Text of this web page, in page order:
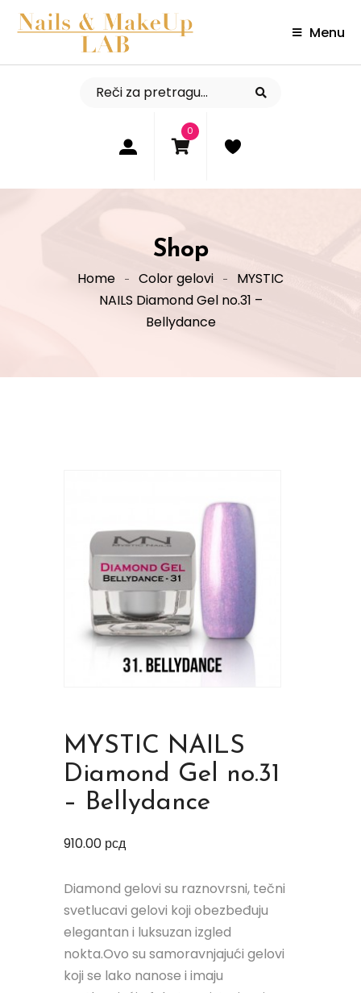
Menu
0
Shop
Home Color gelovi
MYSTIC
NAILS Diamond Gel no.31 –
Bellydance
MYSTIC NAILS
Diamond Gel no.31
– Bellydance
910.00 рсд
Diamond gelovi su raznovrsni, tečni
svetlucavi gelovi koji obezbeđuju
elegantan i luksuzan izgled
nokta.Ovo su samoravnjajući gelovi
koji se lako nanose i imaju